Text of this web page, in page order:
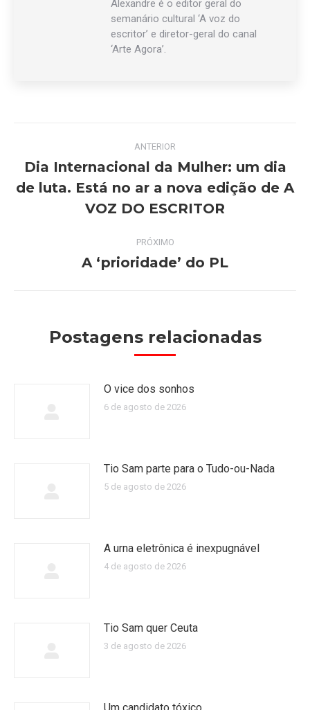
Alexandre é o editor geral do
semanário cultural ‘A voz do
escritor’ e diretor-geral do canal
‘Arte Agora’.
Navegação
de
post:
ANTERIOR
Post
anterior:
Dia Internacional da Mulher: um dia
de luta. Está no ar a nova edição de A
VOZ DO ESCRITOR
PRÓXIMO
Próximo
A ‘prioridade’ do PL
Postagens relacionadas
O vice dos sonhos
6 de agosto de 2026
Tio Sam parte para o Tudo-ou-Nada
5 de agosto de 2026
A urna eletrônica é inexpugnável
4 de agosto de 2026
Tio Sam quer Ceuta
3 de agosto de 2026